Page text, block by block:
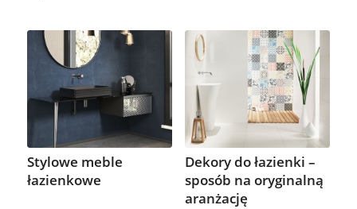
Stylowe meble
łazienkowe
Dekory do łazienki –
sposób na oryginalną
aranżację